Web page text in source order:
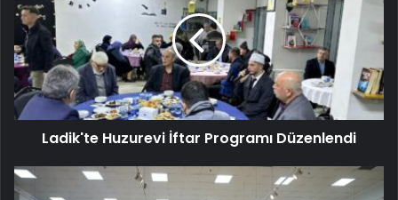
Ladik'te Huzurevi İftar Programı Düzenlendi